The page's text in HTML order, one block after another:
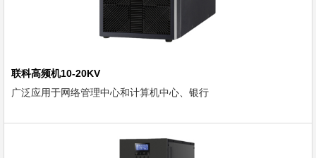
联科高频机10-20KV
广泛应用于网络管理中心和计算机中心、银行